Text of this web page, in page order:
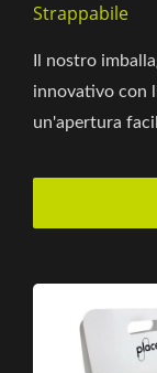
Strappabile
Il nostro
innovativo con
un'apertura